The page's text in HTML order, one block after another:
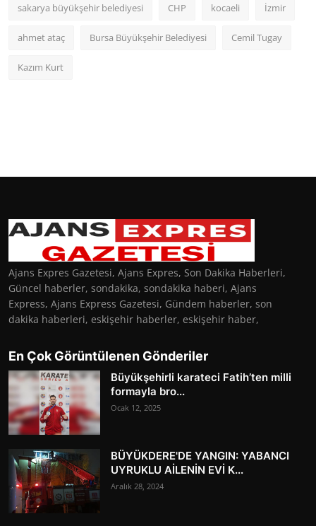
sakarya büyükşehir belediyesi CHP kocaeli İzmir
ahmet ataç Bursa Büyükşehir Belediyesi Cemil Tugay
Kazım Kurt
Ajans Expres Gazetesi, Ajans Expres, Son Dakika Haberleri,
Güncel haberler, sondakika, sondakika haberi, Ajans
Express, Ajans Express Gazetesi, Gündem haberler, son
dakika haberleri, eskişehir haberler, eskişehir haber,
En Çok Görüntülenen Gönderiler
Büyükşehirli karateci Fatih’ten milli
formayla bro...
Ocak 12, 2025
BÜYÜKDERE'DE YANGIN: YABANCI
UYRUKLU AİLENİN EVİ K...
Aralık 28, 2024